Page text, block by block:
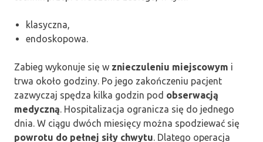
klasyczna,
endoskopowa.
Zabieg wykonuje się w znieczuleniu miejscowym i
trwa około godziny. Po jego zakończeniu pacjent
zazwyczaj spędza kilka godzin pod obserwacją
medyczną. Hospitalizacja ogranicza się do jednego
dnia. W ciągu dwóch miesięcy można spodziewać się
powrotu do pełnej siły chwytu. Dlatego operacja